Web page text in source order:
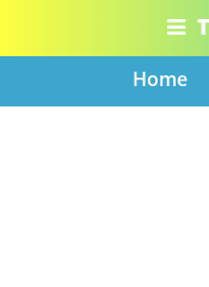
Home